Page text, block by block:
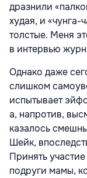
дразнили
худая, и «чунга-
толстые. Меня
в интервью
Однако даже
слишком
испытывает
а, напротив,
казалось
Шейк,
Принять
подруги мамы,